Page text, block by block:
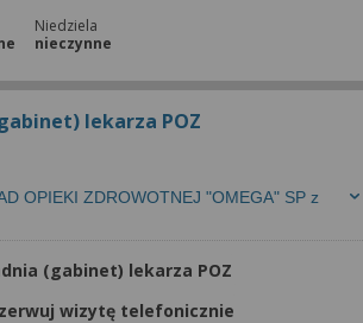
Niedziela
nieczynne
lekarza POZ
OPIEKI ZDROWOTNEJ "OMEGA" SP z
(gabinet) lekarza POZ
wizytę telefonicznie